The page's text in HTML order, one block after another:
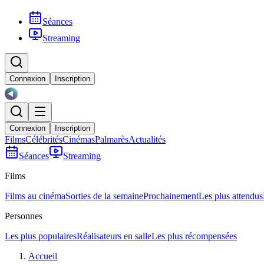
Séances
Streaming
Connexion Inscription
Connexion Inscription
FilmsCélébritésCinémasPalmarèsActualités
Séances
Streaming
Films
Films au cinémaSorties de la semaineProchainementLes plus attendus
Personnes
Les plus populairesRéalisateurs en salleLes plus récompensées
Accueil